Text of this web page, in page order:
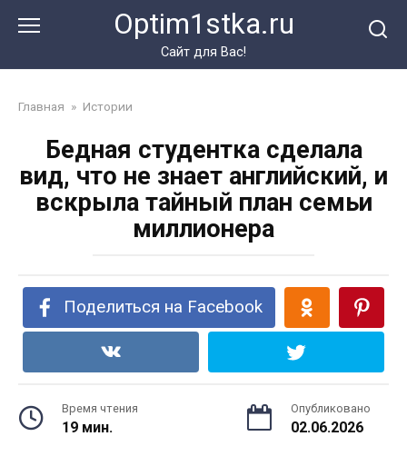
Optim1stka.ru
Сайт для Вас!
Главная » Истории
Бедная студентка сделала
вид, что не знает английский, и
вскрыла тайный план семьи
миллионера
Поделиться на Facebook
Время чтения
19 мин.
Опубликовано
02.06.2026